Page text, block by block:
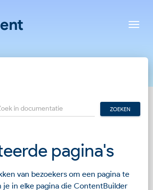
pagina's
van bezoekers om een pagina te
je in elke pagina die ContentBuilder